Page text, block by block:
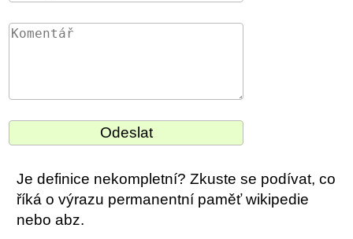
Je definice nekompletní? Zkuste se podívat, co
říká o výrazu permanentní paměť wikipedie
nebo abz.